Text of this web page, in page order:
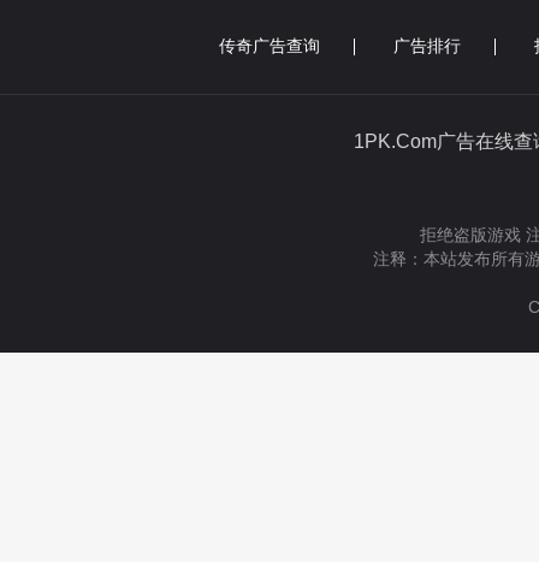
传奇广告查询 广告排行
1PK.Com广告在
拒绝盗版游戏
注释：本站发布所有